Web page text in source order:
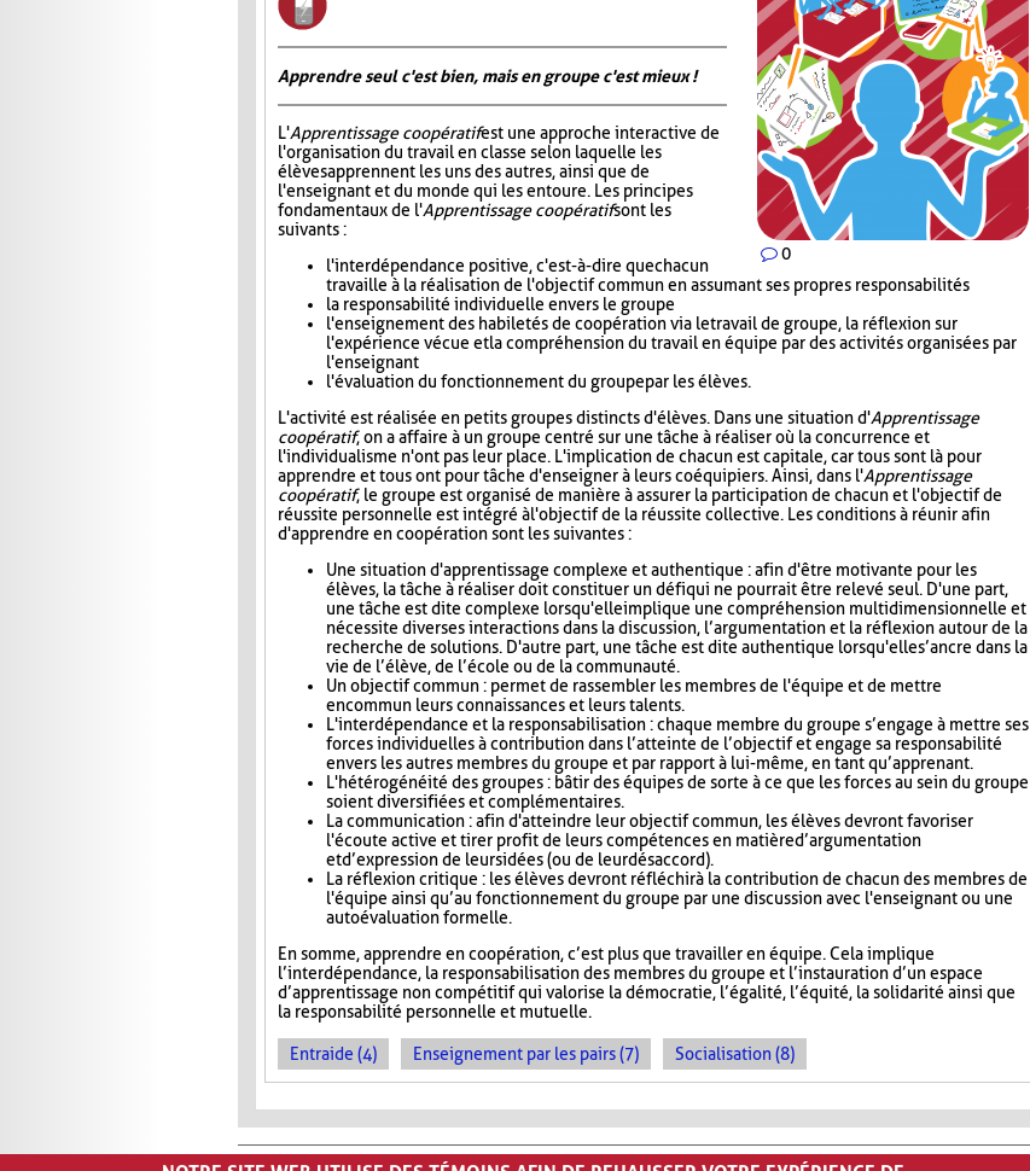
0
Apprendre seul c'est bien, mais en groupe c'est mieux !
L'Apprentissage coopératifest une approche interactive de
l'organisation du travail en classe selon laquelle les
élèves apprennent les uns des autres, ainsi que de
l'enseignant et du monde qui les entoure. Les principes
fondamentaux de l'Apprentissage coopératifsont les
suivants :
l'interdépendance positive, c'est-à-dire que chacun
travaille à la réalisation de l'objectif commun en assumant ses propres responsabilités
la responsabilité individuelle envers le groupe
l'enseignement des habiletés de coopération via le travail de groupe, la réflexion sur
l'expérience vécue et la compréhension du travail en équipe par des activités organisées par
l'enseignant
l'évaluation du fonctionnement du groupe par les élèves.
L'activité est réalisée en petits groupes distincts d'élèves. Dans une situation d'Apprentissage
coopératif, on a affaire à un groupe centré sur une tâche à réaliser où la concurrence et
l'individualisme n'ont pas leur place. L'implication de chacun est capitale, car tous sont là pour
apprendre et tous ont pour tâche d'enseigner à leurs coéquipiers. Ainsi, dans l'Apprentissage
coopératif, le groupe est organisé de manière à assurer la participation de chacun et l'objectif de
réussite personnelle est intégré à l'objectif de la réussite collective. Les conditions à réunir afin
d'apprendre en coopération sont les suivantes :
Une situation d'apprentissage complexe et authentique : afin d'être motivante pour les
élèves, la tâche à réaliser doit constituer un défi qui ne pourrait être relevé seul. D'une part,
une tâche est dite complexe lorsqu'elle implique une compréhension multidimensionnelle et
nécessite diverses interactions dans la discussion, l’argumentation et la réflexion autour de la
recherche de solutions. D'autre part, une tâche est dite authentique lorsqu'elle s’ancre dans la
vie de l’élève, de l’école ou de la communauté.
Un objectif commun : permet de rassembler les membres de l'équipe et de mettre
en commun leurs connaissances et leurs talents.
L'interdépendance et la responsabilisation : chaque membre du groupe s’engage à mettre ses
forces individuelles à contribution dans l’atteinte de l’objectif et engage sa responsabilité
envers les autres membres du groupe et par rapport à lui-même, en tant qu’apprenant.
L'hétérogénéité des groupes : bâtir des équipes de sorte à ce que les forces au sein du groupe
soient diversifiées et complémentaires.
La communication : afin d'atteindre leur objectif commun, les élèves devront favoriser
l'écoute active et tirer profit de leurs compétences en matière d’argumentation
et d’expression de leurs idées (ou de leur désaccord).
La réflexion critique : les élèves devront réfléchir à la contribution de chacun des membres de
l'équipe ainsi qu’au fonctionnement du groupe par une discussion avec l'enseignant ou une
autoévaluation formelle.
En somme, apprendre en coopération, c’est plus que travailler en équipe. Cela implique
l’interdépendance, la responsabilisation des membres du groupe et l’instauration d’un espace
d’apprentissage non compétitif qui valorise la démocratie, l’égalité, l’équité, la solidarité ainsi que
la responsabilité personnelle et mutuelle.
Entraide (4) Enseignement par les pairs (7) Socialisation (8)